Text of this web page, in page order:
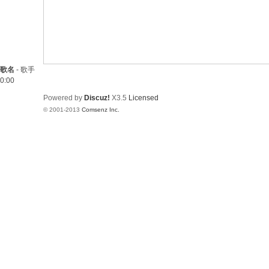
歌名 - 歌手
0:00
Powered by Discuz! X3.5 Licensed
© 2001-2013 Comsenz Inc.